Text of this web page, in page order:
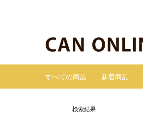
すべての商品 新着商品
検索結果